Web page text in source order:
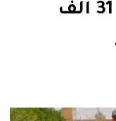
الجمارك تحجز أزيد من 31 ألف